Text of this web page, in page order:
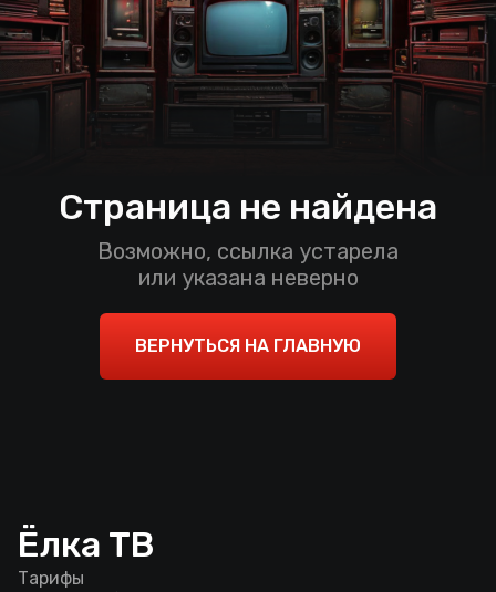
Страница не найдена
Возможно, ссылка устарела
или указана неверно
ВЕРНУТЬСЯ НА ГЛАВНУЮ
Ёлка ТВ
Тарифы